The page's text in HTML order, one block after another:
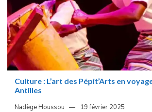
Culture : L’art des Pépit’Arts en
Antilles
Nadège Houssou 19 février 2025